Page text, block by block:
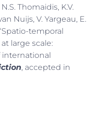
Thomaidis, K.V.
Nuijs, V. Yargeau, E.
temporal
large scale:
international
, accepted in